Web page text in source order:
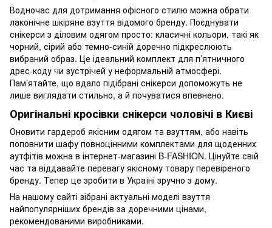
Водночас для дотримання офісного стилю можна обрати
лаконічне шкіряне взуття відомого бренду. Поєднувати
снікерси з діловим одягом просто: класичні кольори, такі як
чорний, сірий або темно-синій доречно підкреслюють
вибраний образ. Це ідеальний комплект для п’ятничного
дрес-коду чи зустрічей у неформальній атмосфері.
Пам’ятайте, що вдало підібрані снікерси допоможуть не
лише виглядати стильно, а й почуватися впевнено.
Оригінальні кросівки снікерси чоловічі в Києві
Оновити гардероб якісним одягом та взуттям, або навіть
поповнити шафу повноцінними комплектами для щоденних
аутфітів можна в інтернет-магазині B-FASHION. Цінуйте свій
час та віддавайте перевагу якісному товару перевіреного
бренду. Тепер це зробити в Україні зручно з дому.
На нашому сайті зібрані актуальні моделі взуття
найпопулярніших брендів за доречними цінами,
рекомендованими виробниками.